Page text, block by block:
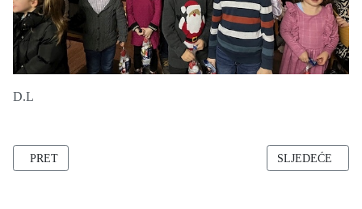
D.L
PRETHODNI ČLANAK: RASPORED SVETIH MISA U BOŽIĆNOM
PRET SLJEDEĆI
SLJEDEĆE